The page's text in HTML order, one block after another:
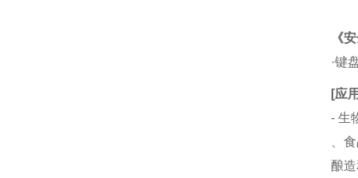
《
·键
[应
- 生
、
酿